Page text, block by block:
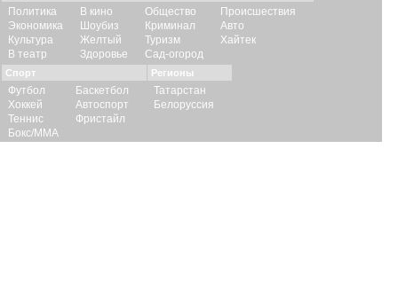
Политика
Экономика
Культура
В театр
В кино
Шоубиз
Желтый
Здоровье
Общество
Криминал
Туризм
Сад-огород
Происшествия
Авто
Хайтек
Спорт
Футбол
Хоккей
Теннис
Бокс/ММА
Баскетбол
Автоспорт
Фристайл
Регионы
Татарстан
Белоруссия